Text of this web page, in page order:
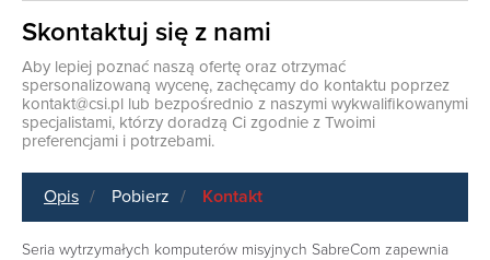
Skontaktuj się z nami
Aby lepiej poznać naszą ofertę oraz otrzymać
spersonalizowaną wycenę, zachęcamy do kontaktu poprzez
kontakt@csi.pl lub bezpośrednio z naszymi wykwalifikowanymi
specjalistami, którzy doradzą Ci zgodnie z Twoimi
preferencjami i potrzebami.
Opis Pobierz Kontakt
Seria wytrzymałych komputerów misyjnych SabreCom zapewnia